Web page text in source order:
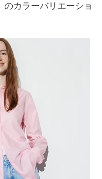
のカラーバリエーショ